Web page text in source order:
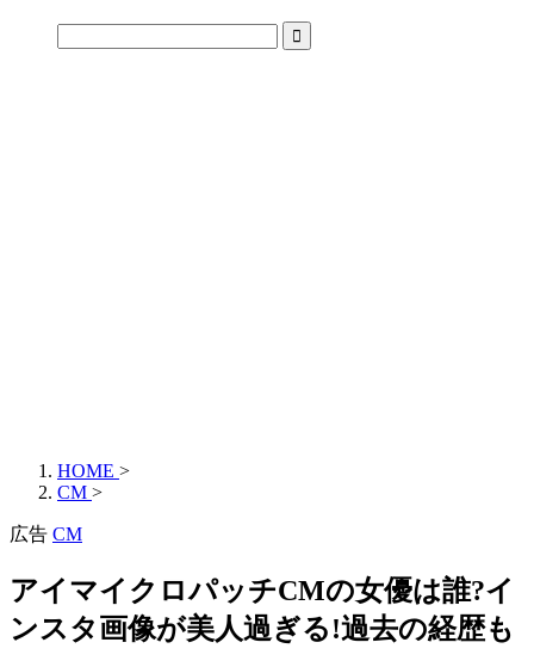
HOME >
CM >
広告 CM
アイマイクロパッチCMの女優は誰?イ
ンスタ画像が美人過ぎる!過去の経歴も